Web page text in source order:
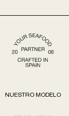
NUESTRO MODELO